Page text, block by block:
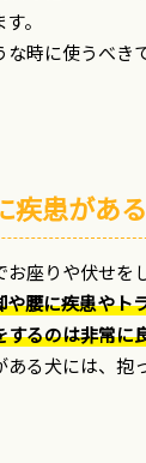
。
時に使うべき
疾患がある
お座りや伏せを
や腰に疾患やト
するのは非常に
ある犬には、抱